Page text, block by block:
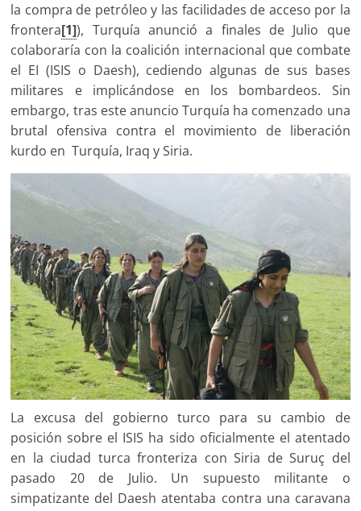
la compra de petróleo y las facilidades de acceso por la
frontera[1]), Turquía anunció a finales de Julio que
colaboraría con la coalición internacional que combate
el EI (ISIS o Daesh), cediendo algunas de sus bases
militares e implicándose en los bombardeos. Sin
embargo, tras este anuncio Turquía ha comenzado una
brutal ofensiva contra el movimiento de liberación
kurdo en Turquía, Iraq y Siria.
La excusa del gobierno turco para su cambio de
posición sobre el ISIS ha sido oficialmente el atentado
en la ciudad turca fronteriza con Siria de Suruç del
pasado 20 de Julio. Un supuesto militante o
simpatizante del Daesh atentaba contra una caravana